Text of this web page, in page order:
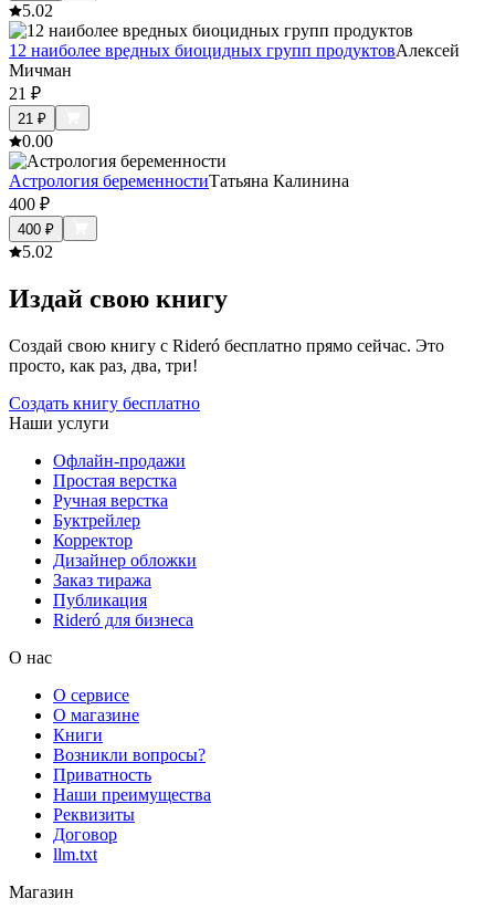
5.02
12 наиболее вредных биоцидных групп продуктовАлексей
Мичман
21 ₽
21 ₽
0.00
Астрология беременностиТатьяна Калинина
400 ₽
400 ₽
5.02
Издай свою книгу
Создай свою книгу с Rideró бесплатно прямо сейчас. Это
просто, как раз, два, три!
Создать книгу бесплатно
Наши услуги
Офлайн-продажи
Простая верстка
Ручная верстка
Буктрейлер
Корректор
Дизайнер обложки
Заказ тиража
Публикация
Rideró для бизнеса
О нас
О сервисе
О магазине
Книги
Возникли вопросы?
Приватность
Наши преимущества
Реквизиты
Договор
llm.txt
Магазин